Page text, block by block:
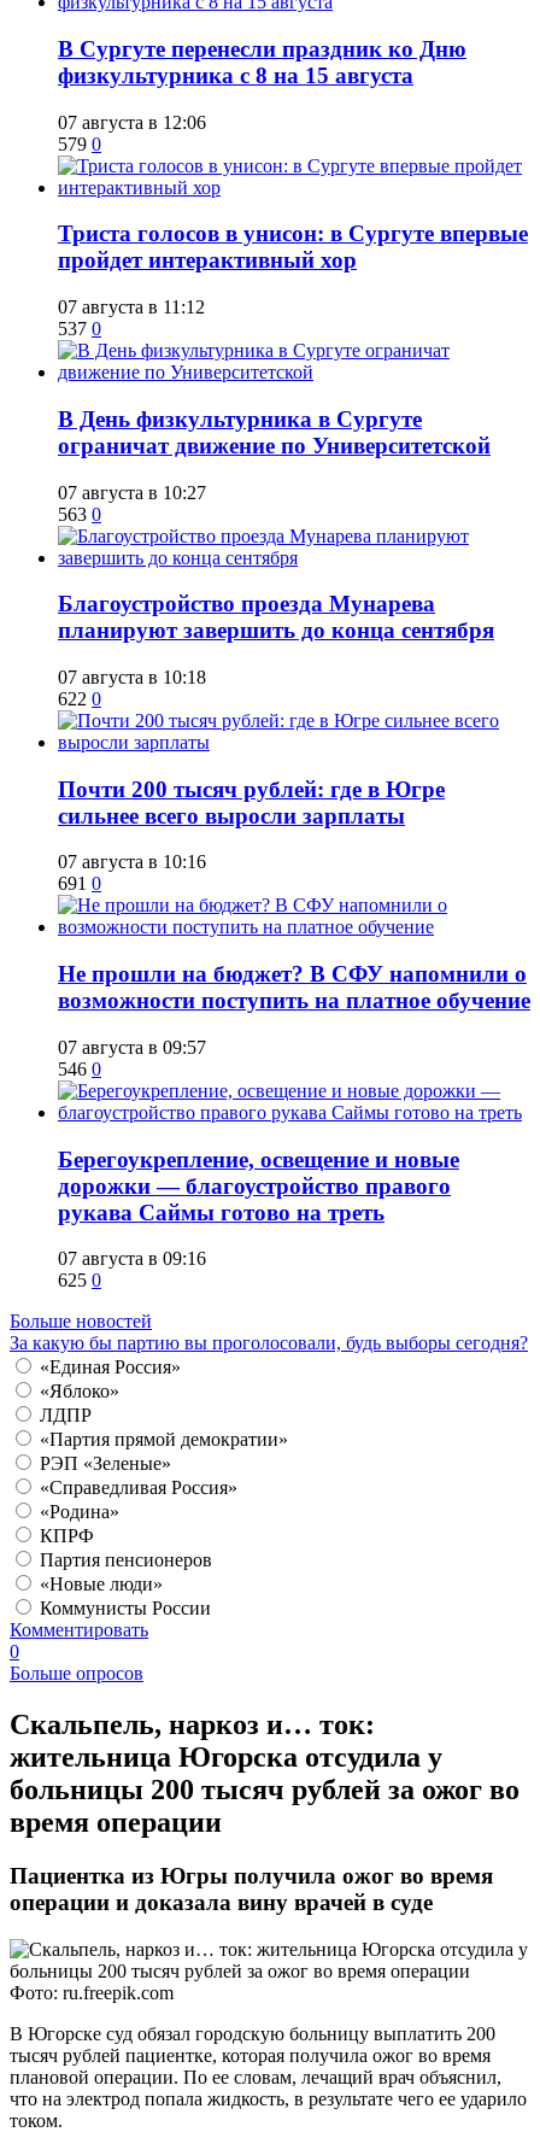
​В Сургуте перенесли праздник ко Дню
физкультурника с 8 на 15 августа
07 августа в 12:06
579 0
​Триста голосов в унисон: в Сургуте впервые
пройдет интерактивный хор
07 августа в 11:12
537 0
​В День физкультурника в Сургуте
ограничат движение по Университетской
07 августа в 10:27
563 0
Благоустройство проезда Мунарева
планируют завершить до конца сентября
07 августа в 10:18
622 0
​Почти 200 тысяч рублей: где в Югре
сильнее всего выросли зарплаты
07 августа в 10:16
691 0
Не прошли на бюджет? В СФУ напомнили о
возможности поступить на платное обучение
07 августа в 09:57
546 0
Берегоукрепление, освещение и новые
дорожки — благоустройство правого
рукава Саймы готово на треть
07 августа в 09:16
625 0
Больше новостей
За какую бы партию вы проголосовали, будь выборы сегодня?
«Единая Россия»
«Яблоко»
ЛДПР
«Партия прямой демократии»
РЭП «Зеленые»
«Справедливая Россия»
«Родина»
КПРФ
Партия пенсионеров
«Новые люди»
Коммунисты России
Комментировать
0
Больше опросов
​Скальпель, наркоз и… ток:
жительница Югорска отсудила у
больницы 200 тысяч рублей за ожог во
время операции
Пациентка из Югры получила ожог во время
операции и доказала вину врачей в суде
Фото: ru.freepik.com
В Югорске суд обязал городскую больницу выплатить 200
тысяч рублей пациентке, которая получила ожог во время
плановой операции. По ее словам, лечащий врач объяснил,
что на электрод попала жидкость, в результате чего ее ударило
током.